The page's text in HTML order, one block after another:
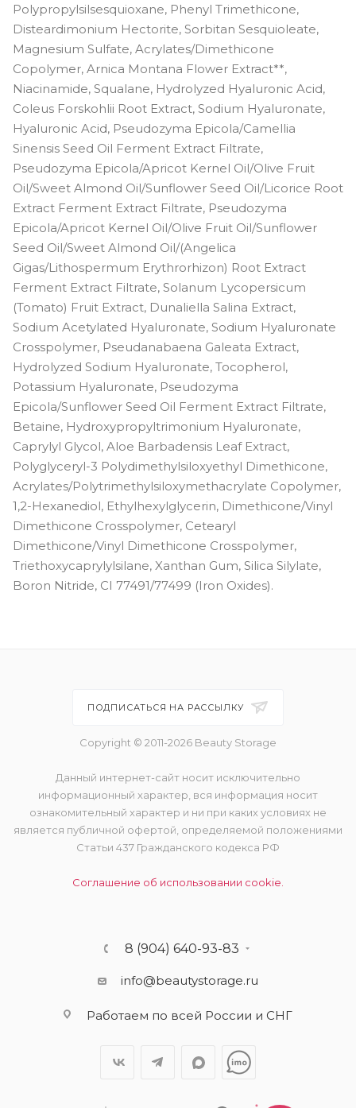
Polypropylsilsesquioxane, Phenyl Trimethicone,
Disteardimonium Hectorite, Sorbitan Sesquioleate,
Magnesium Sulfate, Acrylates/Dimethicone
Copolymer, Arnica Montana Flower Extract**,
Niacinamide, Squalane, Hydrolyzed Hyaluronic Acid,
Coleus Forskohlii Root Extract, Sodium Hyaluronate,
Hyaluronic Acid, Pseudozyma Epicola/Camellia
Sinensis Seed Oil Ferment Extract Filtrate,
Pseudozyma Epicola/Apricot Kernel Oil/Olive Fruit
Oil/Sweet Almond Oil/Sunflower Seed Oil/Licorice Root
Extract Ferment Extract Filtrate, Pseudozyma
Epicola/Apricot Kernel Oil/Olive Fruit Oil/Sunflower
Seed Oil/Sweet Almond Oil/(Angelica
Gigas/Lithospermum Erythrorhizon) Root Extract
Ferment Extract Filtrate, Solanum Lycopersicum
(Tomato) Fruit Extract, Dunaliella Salina Extract,
Sodium Acetylated Hyaluronate, Sodium Hyaluronate
Crosspolymer, Pseudanabaena Galeata Extract,
Hydrolyzed Sodium Hyaluronate, Tocopherol,
Potassium Hyaluronate, Pseudozyma
Epicola/Sunflower Seed Oil Ferment Extract Filtrate,
Betaine, Hydroxypropyltrimonium Hyaluronate,
Caprylyl Glycol, Aloe Barbadensis Leaf Extract,
Polyglyceryl-3 Polydimethylsiloxyethyl Dimethicone,
Acrylates/Polytrimethylsiloxymethacrylate Copolymer,
1,2-Hexanediol, Ethylhexylglycerin, Dimethicone/Vinyl
Dimethicone Crosspolymer, Cetearyl
Dimethicone/Vinyl Dimethicone Crosspolymer,
Triethoxycaprylylsilane, Xanthan Gum, Silica Silylate,
Boron Nitride, CI 77491/77499 (Iron Oxides).
ПОДПИСАТЬСЯ НА РАССЫЛКУ
Copyright © 2011-2026 Beauty Storage
Данный интернет-сайт носит исключительно
информационный характер, вся информация носит
ознакомительный характер и ни при каких условиях не
является публичной офертой, определяемой положениями
Статьи 437 Гражданского кодекса РФ
Соглашение об использовании cookie.
8 (904) 640-93-83
info@beautystorage.ru
Работаем по всей России и СНГ